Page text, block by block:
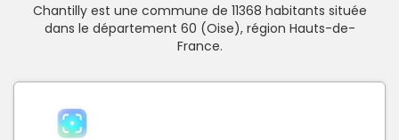
Se connecter avec Google
Se connecter avec Facebook
Se connecter avec LinkedIn
Chantilly est une commune de 11368 habitants située
dans le département 60 (Oise), région Hauts-de-
France.